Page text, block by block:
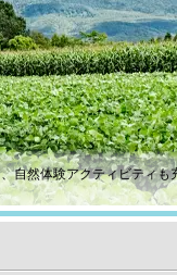
自然体験アクティビティも